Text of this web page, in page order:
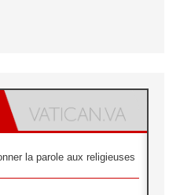
la parole aux religieuses